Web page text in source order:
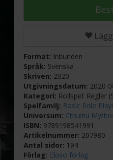
Format: Inbunden
Språk: Svenska
Skriven: 2020
Utgivningsdatum: 2020-
Kategori: Rollspel: Regler
Spelfamilj: Basic Role
Universum: Cthulhu
ISBN: 9789198541991
Artikelnummer: 207980
Antal sidor: 194
Förlag: Eloso förlag